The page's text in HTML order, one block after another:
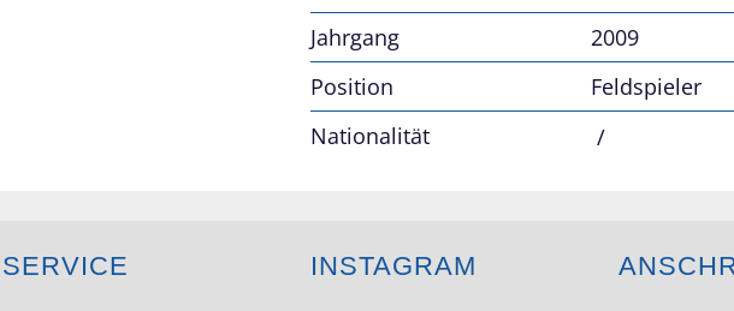
Jahrgang
2009
Position
Feldspieler
Nationalität
/
SERVICE INSTAGRAM